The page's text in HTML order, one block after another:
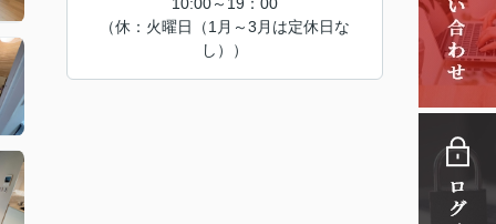
（休：火曜日（1月～3月は定休日な
し））